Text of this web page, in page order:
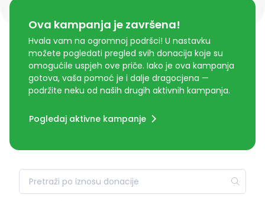
Ova kampanja je završena!
Hvala vam na ogromnoj podršci! U nastavku
možete pogledati pregled svih donacija koje su
omogućile uspjeh ove priče. Iako je ova kampanja
gotova, vaša pomoć je i dalje dragocjena —
podržite neku od naših drugih aktivnih kampanja.
Pogledaj aktivne kampanje